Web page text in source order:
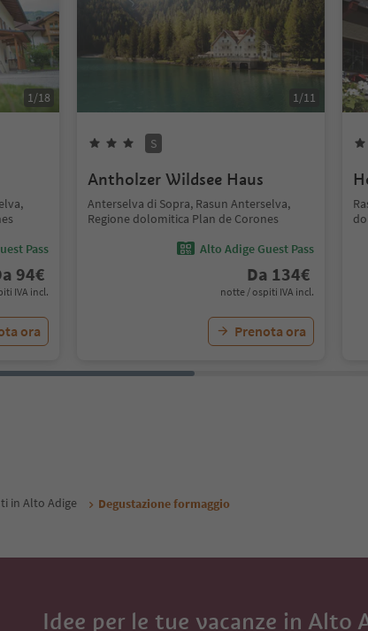
1/18
Pass
94€
IVA incl.
ora
1/11
S
Antholzer Wildsee Haus
Anterselva di Sopra, Rasun Anterselva,
Regione dolomitica Plan de Corones
Alto Adige Guest Pass
Da 134€
notte / ospiti IVA incl.
Prenota ora
in Alto Adige Degustazione formaggio
Idee per le tue vacanze in Alto